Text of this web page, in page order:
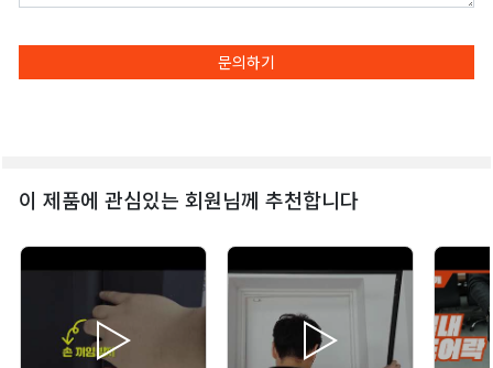
문의하기
이 제품에 관심있는 회원님께 추천합니다